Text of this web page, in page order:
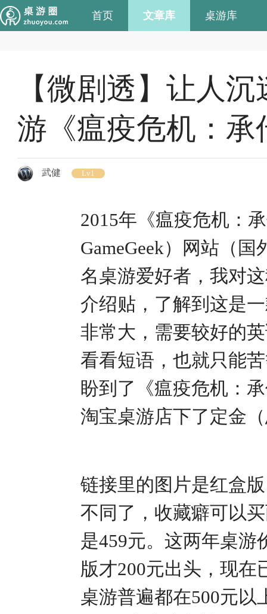
首页 文章库 桌游库
【微剧透】让人
游《瘟疫危机：承
武健 Lv1
2015年《瘟疫危机：
GameGeek）网站（
名桌游爱好者，我对
介绍贴，了解到这是
非常大，需要较好的
看看短语，也就只能
盼到了《瘟疫危机：
淘宝桌游店下了定金
链接里的图片是红盒
不同了，收藏癖可以
是459元。这两年桌游
版才200元出头，现在
桌游普遍都在500元以